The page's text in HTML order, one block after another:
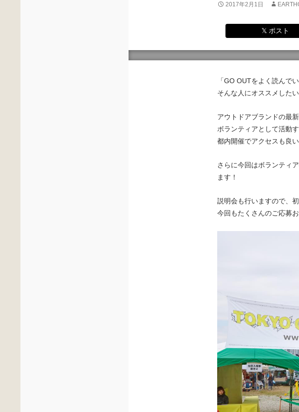
2017年2月1日
𝕏 ポスト
「GO OUTをよく読んで
そんな人にオススメした
アウトドアブランドの最
ボランティアとして活動
都内開催でアクセスも良
さらに今回はボランティ
ます！
説明会も行いますので、
今回もたくさんのご応募